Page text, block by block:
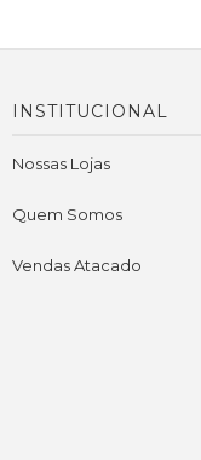
INSTITUCIONAL
Nossas Lojas
Quem Somos
Vendas Atacado